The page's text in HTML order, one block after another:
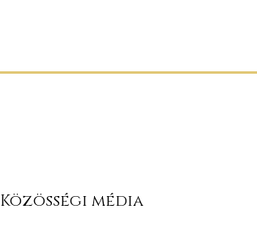
Közösségi média